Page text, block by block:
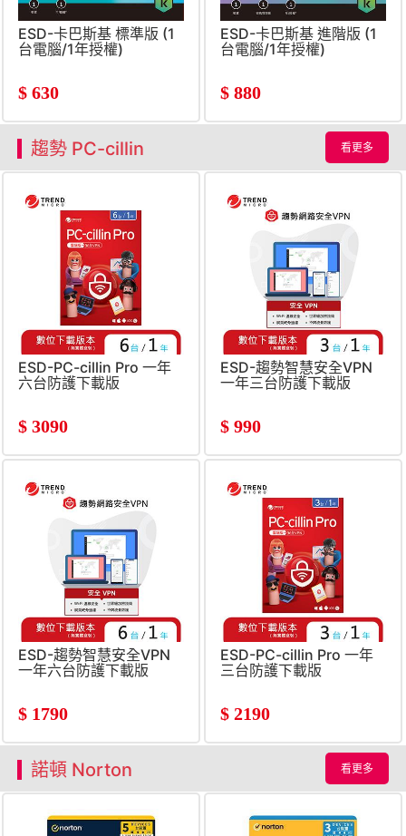
ESD-卡巴斯基 標準版 (1
台電腦/1年授權)
$ 630
ESD-卡巴斯基 進階版 (1
台電腦/1年授權)
$ 880
趨勢 PC-cillin 看更多
ESD-PC-cillin Pro 一年
六台防護下載版
$ 3090
ESD-趨勢智慧安全VPN
一年三台防護下載版
$ 990
ESD-趨勢智慧安全VPN
一年六台防護下載版
$ 1790
ESD-PC-cillin Pro 一年
三台防護下載版
$ 2190
諾頓 Norton 看更多